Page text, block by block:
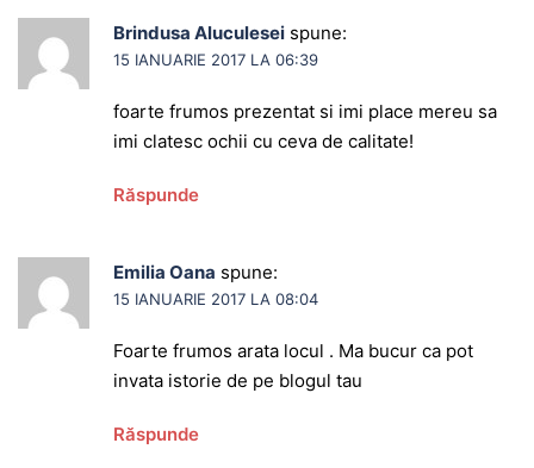
Brindusa Aluculesei spune:
15 IANUARIE 2017 LA 06:39
foarte frumos prezentat si imi place mereu sa
imi clatesc ochii cu ceva de calitate!
Răspunde
Emilia Oana spune:
15 IANUARIE 2017 LA 08:04
Foarte frumos arata locul . Ma bucur ca pot
invata istorie de pe blogul tau
Răspunde